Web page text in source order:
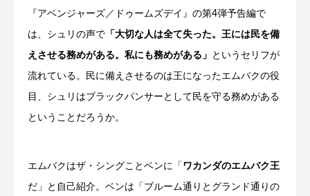
『アベンジャーズ／ドゥームズデイ』の第4弾予告編で
は、シュリの声で 「大切な人は全て失った。王には民を備
えさせる務めがある。私にも務めがある」 というセリフが
流れている。民に備えさせるのは王になったエムバクの役
目、シュリはブラックパンサーとして民を守る務めがある
ということだろうか。
エムバクはザ・シングことベンに「 ワカンダのエムバク王
だ」と自己紹介。ベンは「ブルーム通りとグランド通りの